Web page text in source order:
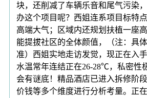
块，还削减了车辆乐音和尾气污染
办这个项目呢？西姐连系项目标特
高端大气；区域内还规划扶植一座
能提拔社区的全体颜值，（注：具
准）西姐实地走访发觉，现正在入
水温常年连结正在26-28℃，私密性
会有谜底！精品酒店已进入拆修阶
价钱等多个维度进行分析考量。正